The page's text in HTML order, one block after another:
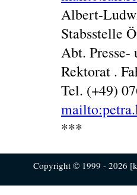
Albert-
Stabsstelle
Abt.
Rektorat .
Tel. (+49)
***
Copyright © 1999 - 2026